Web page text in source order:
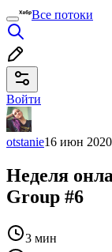
Все потоки
Войти
otstanie16 июн
Неделя
Group #6
3 мин